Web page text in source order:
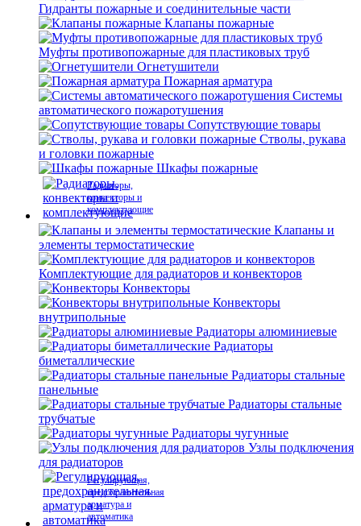
Гидранты пожарные и соединительные части
Клапаны пожарные
Муфты противопожарные для пластиковых труб
Огнетушители
Пожарная арматура
Системы
автоматического пожаротушения
Сопутствующие товары
Стволы, рукава
и головки пожарные
Шкафы пожарные
Радиаторы,
конвекторы и
комплектующие
Клапаны и
элементы термостатические
Комплектующие для радиаторов и конвекторов
Конвекторы
Конвекторы
внутрипольные
Радиаторы алюминиевые
Радиаторы
биметаллические
Радиаторы стальные
панельные
Радиаторы стальные
трубчатые
Радиаторы чугунные
Узлы подключения
для радиаторов
Регулирующая,
предохранительная
арматура и
автоматика